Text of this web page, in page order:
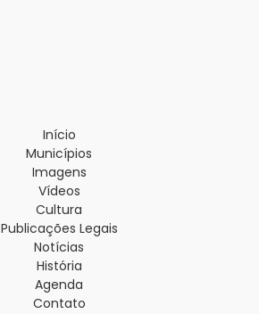
Início
Municípios
Imagens
Vídeos
Cultura
Publicações Legais
Notícias
História
Agenda
Contato